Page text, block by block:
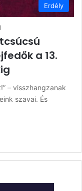
Erdély
a 13.
– visszhangzanak
szavai. És